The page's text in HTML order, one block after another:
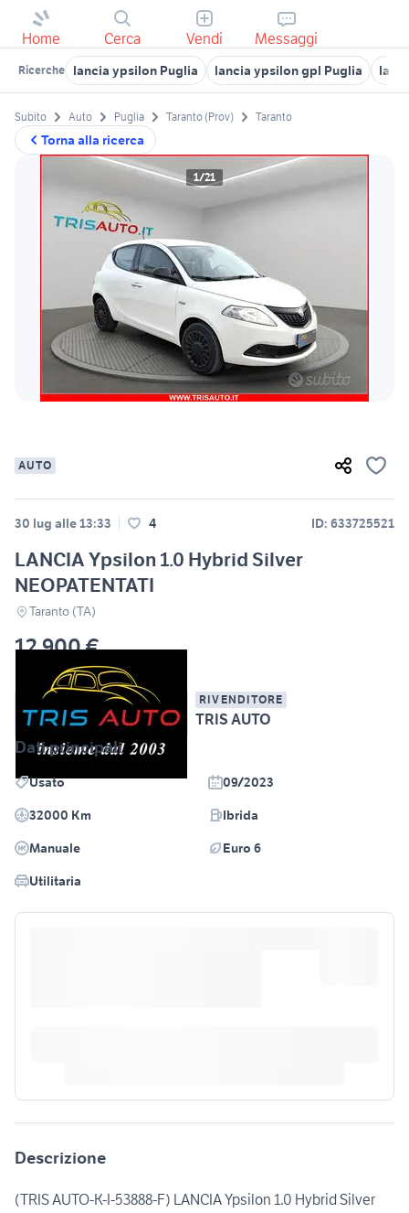
Home Cerca Vendi Messaggi
Ricerche lancia ypsilon Puglia lancia ypsilon gpl Puglia
Torna alla ricerca
Subito Auto Puglia Taranto (Prov) Taranto
1/21
AUTO
30 lug alle 13:33 4 ID: 633725521
LANCIA Ypsilon 1.0 Hybrid Silver
NEOPATENTATI
Taranto (TA)
12.900 €
RIVENDITORE
TRIS AUTO
Dati principali
Usato
09/2023
32000 Km
Ibrida
Manuale
Euro 6
Utilitaria
Descrizione
(TRIS AUTO-K-I-53888-F) LANCIA Ypsilon 1.0 Hybrid Silver